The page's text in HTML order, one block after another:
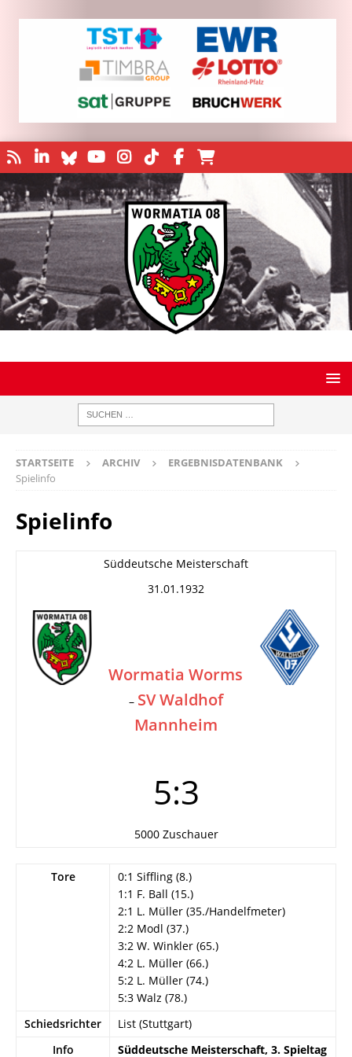
STARTSEITE ARCHIV
ERGEBNISDATENBANK
Spielinfo
Spielinfo
Süddeutsche Meisterschaft
31.01.1932
Wormatia Worms
– SV Waldhof
Mannheim
5:3
5000 Zuschauer
Tore
0:1 Siffling (8.)
1:1 F. Ball (15.)
2:1 L. Müller (35./Handelfmeter)
2:2 Modl (37.)
3:2 W. Winkler (65.)
4:2 L. Müller (66.)
5:2 L. Müller (74.)
5:3 Walz (78.)
Schiedsrichter
List (Stuttgart)
Info
Süddeutsche Meisterschaft, 3. Spieltag